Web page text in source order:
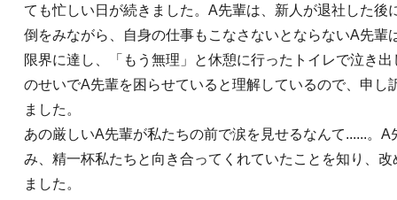
ても忙しい日が続きました。A先輩は、新人が退社した後
倒をみながら、自身の仕事もこなさないとならないA先輩
限界に達し、「もう無理」と休憩に行ったトイレで泣き
のせいでA先輩を困らせていると理解しているので、申し
ました。
あの厳しいA先輩が私たちの前で涙を見せるなんて......。
み、精一杯私たちと向き合ってくれていたことを知り、
ました。